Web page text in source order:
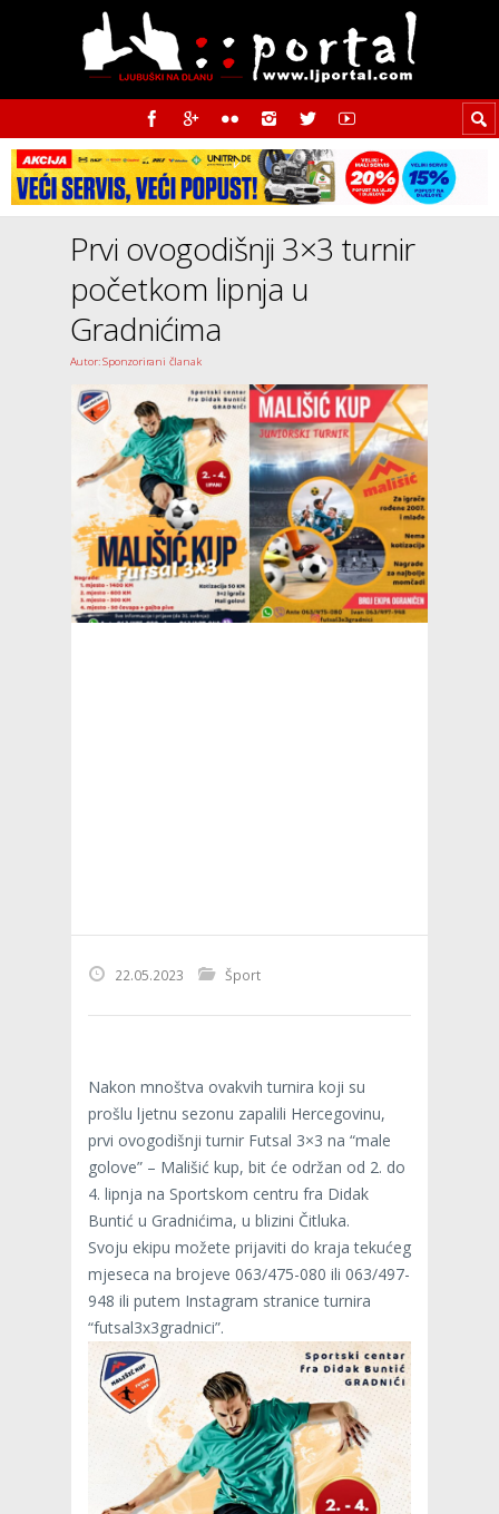
Prvi ovogodišnji 3×3 turnir
početkom lipnja u
Gradnićima
Autor: Sponzorirani članak
22.05.2023 Šport
Nakon mnoštva ovakvih turnira koji su
prošlu ljetnu sezonu zapalili Hercegovinu,
prvi ovogodišnji turnir Futsal 3×3 na “male
golove” – Mališić kup, bit će održan od 2. do
4. lipnja na Sportskom centru fra Didak
Buntić u Gradnićima, u blizini Čitluka.
Svoju ekipu možete prijaviti do kraja tekućeg
mjeseca na brojeve 063/475-080 ili 063/497-
948 ili putem Instagram stranice turnira
“futsal3x3gradnici”.